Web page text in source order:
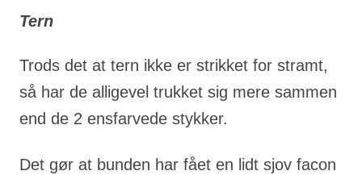
Tern
Trods det at tern ikke er strikket for stramt,
så har de alligevel trukket sig mere sammen
end de 2 ensfarvede stykker.
Det gør at bunden har fået en lidt sjov facon